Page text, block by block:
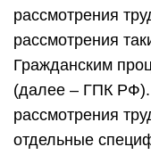
рассмотрения
рассмотрения
Гражданским
(далее – ГПК
рассмотрения
отдельные